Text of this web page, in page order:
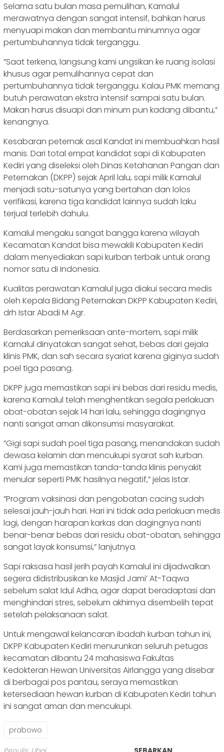
Selama satu bulan masa pemulihan, Kamalul
merawatnya dengan sangat intensif, bahkan harus
menyuapi makan dan membantu minumnya agar
pertumbuhannya tidak terganggu.
‎​”Saat terkena, langsung kami ungsikan ke ruang isolasi
khusus agar pemulihannya cepat dan
pertumbuhannya tidak terganggu. Kalau PMK memang
butuh perawatan ekstra intensif sampai satu bulan.
Makan harus disuapi dan minum pun kadang dibantu,”
kenangnya.
Kesabaran peternak asal Kandat ini membuahkan hasil
manis. Dari total empat kandidat sapi di Kabupaten
Kediri yang diseleksi oleh Dinas Ketahanan Pangan dan
Peternakan (DKPP) sejak April lalu, sapi milik Kamalul
menjadi satu-satunya yang bertahan dan lolos
verifikasi, karena tiga kandidat lainnya sudah laku
terjual terlebih dahulu.
Kamalul mengaku sangat bangga karena wilayah
Kecamatan Kandat bisa mewakili Kabupaten Kediri
dalam menyediakan sapi kurban terbaik untuk orang
nomor satu di Indonesia.
Kualitas perawatan Kamalul juga diakui secara medis
oleh Kepala Bidang Peternakan DKPP Kabupaten Kediri,
drh Istar Abadi M Agr.
Berdasarkan pemeriksaan ante-mortem, sapi milik
Kamalul dinyatakan sangat sehat, bebas dari gejala
klinis PMK, dan sah secara syariat karena giginya sudah
poel tiga pasang.
DKPP juga memastikan sapi ini bebas dari residu medis,
karena Kamalul telah menghentikan segala perlakuan
obat-obatan sejak 14 hari lalu, sehingga dagingnya
nanti sangat aman dikonsumsi masyarakat.
‎​”Gigi sapi sudah poel tiga pasang, menandakan sudah
dewasa kelamin dan mencukupi syarat sah kurban.
Kami juga memastikan tanda-tanda klinis penyakit
menular seperti PMK hasilnya negatif,” jelas Istar.
‎​”Program vaksinasi dan pengobatan cacing sudah
selesai jauh-jauh hari. Hari ini tidak ada perlakuan medis
lagi, dengan harapan karkas dan dagingnya nanti
benar-benar bebas dari residu obat-obatan, sehingga
sangat layak konsumsi,” lanjutnya.
Sapi raksasa hasil jerih payah Kamalul ini dijadwalkan
segera didistribusikan ke Masjid Jami’ At-Taqwa
sebelum salat Idul Adha, agar dapat beradaptasi dan
menghindari stres, sebelum akhirnya disembelih tepat
setelah pelaksanaan salat.
Untuk mengawal kelancaran ibadah kurban tahun ini,
DKPP Kabupaten Kediri menurunkan seluruh petugas
kecamatan dibantu 24 mahasiswa Fakultas
Kedokteran Hewan Universitas Airlangga yang disebar
di berbagai pos pantau, seraya memastikan
ketersediaan hewan kurban di Kabupaten Kediri tahun
ini sangat aman dan mencukupi.
prabowo